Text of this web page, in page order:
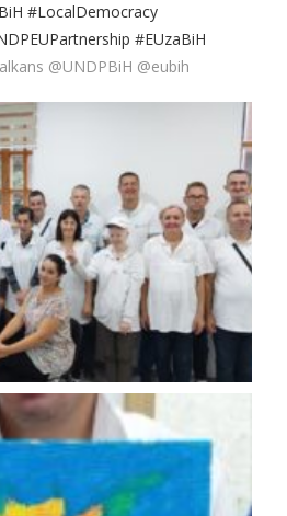
#LocalDemocracy
#EUzaBiH
@UNDPBiH @eubih